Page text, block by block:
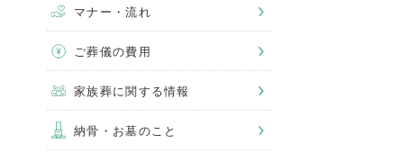
マナー・流れ
ご葬儀の費用
家族葬に関する情報
納骨・お墓のこと